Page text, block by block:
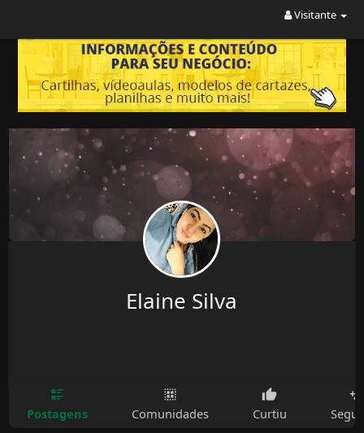
Visitante
Elaine Silva
Postagens Comunidades Curtiu